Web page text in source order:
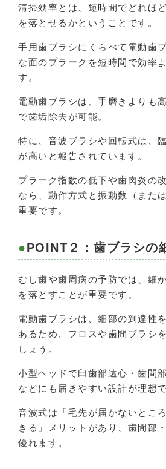
清掃効率とは、短時間でどれほ
を落とせるかということです。
手用歯ブラシにくらべて電動歯
な面のプラークを短時間で効率
す。
電動歯ブラシは、手磨きよりも
で歯垢除去が可能。
特に、音波ブラシや回転式は、
が高いと報告されています。
プラーク指数の低下や歯肉炎の
なら、動作方式と振動数（また
重要です。
POINT２：歯ブラシの
むし歯や歯周病の予防では、細
を落とすことが重要です。
電動歯ブラシは、細部の到達性
あるため、フロスや歯間ブラシ
しょう。
小型ヘッドで臼歯部遠心・歯間
などにも届きやすい設計が理想で
音波式は「毛先が届かないとこ
きる」メリットがあり、歯間部
優れます。